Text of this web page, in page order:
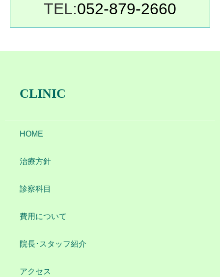
TEL:052-879-2660
CLINIC
HOME
治療方針
診察科目
費用について
院長･スタッフ紹介
アクセス